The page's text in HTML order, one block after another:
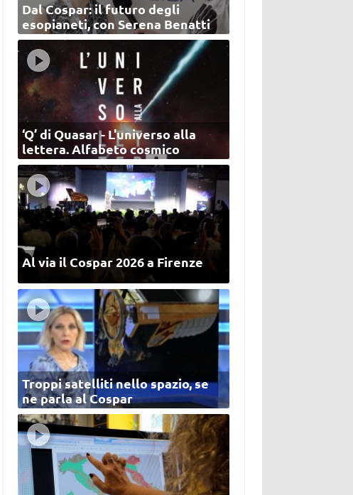
Dal Cospar: il futuro degli
esopianeti, con Serena Benatti
‘Q’ di Quasar - L'universo alla
lettera. Alfabeto cosmico
Al via il Cospar 2026 a Firenze
Troppi satelliti nello spazio, se
ne parla al Cospar